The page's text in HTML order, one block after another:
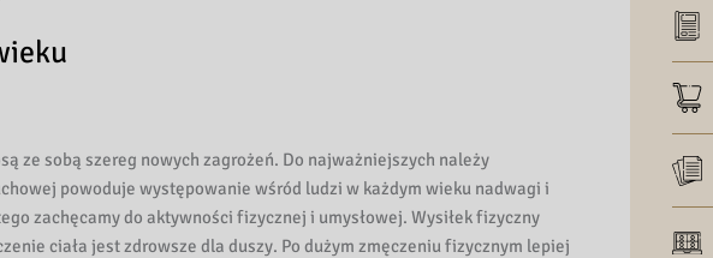
ze sobą szereg nowych zagrożeń. Do najważniejszych należy
powoduje występowanie wśród ludzi w każdym wieku nadwagi i
zachęcamy do aktywności fizycznej i umysłowej. Wysiłek fizyczny
ciała jest zdrowsze dla duszy. Po dużym zmęczeniu fizycznym lepiej